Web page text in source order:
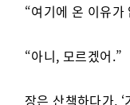
“여기에 온 이유가
“아니, 모르겠어.”
장은 산책하다가,